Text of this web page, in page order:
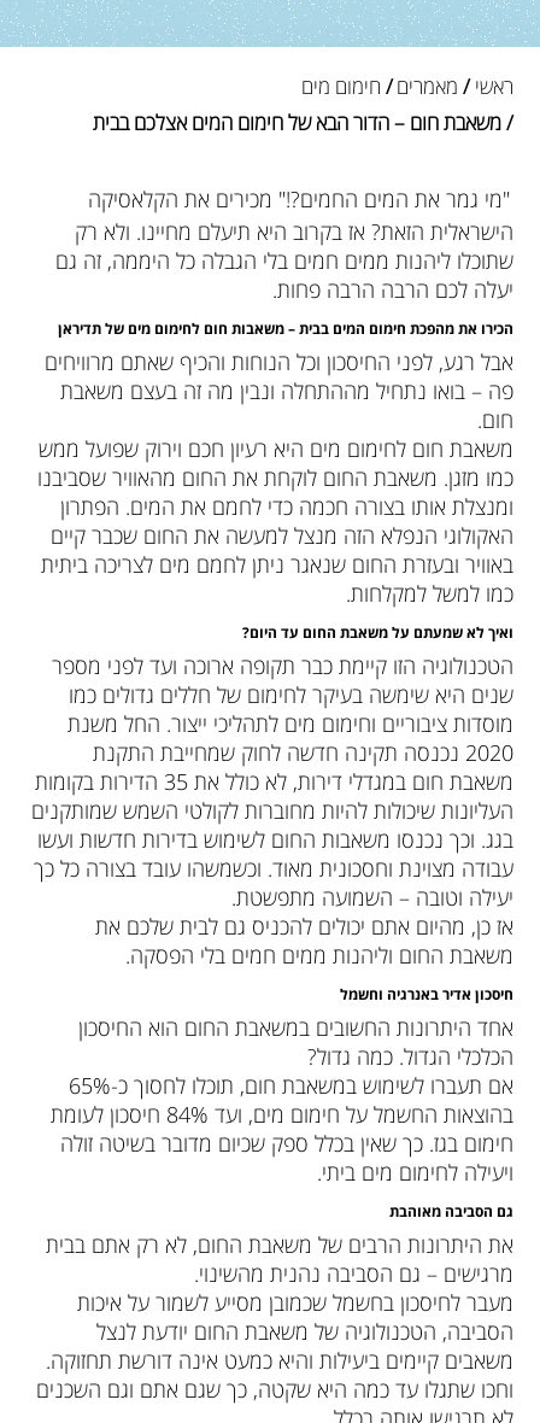
ראשי / מאמרים/ חימום מים
/ משאבת חום – הדור הבא של חימום המים אצלכם בבית
"מי גמר את המים החמים?!" מכירים את הקלאסיקה
הישראלית הזאת? אז בקרוב היא תיעלם מחיינו. ולא רק
שתוכלו ליהנות ממים חמים בלי הגבלה כל היממה, זה גם
יעלה לכם הרבה הרבה פחות.
הכירו את מהפכת חימום המים בבית – משאבות חום לחימום מים של תדיראן
אבל רגע, לפני החיסכון וכל הנוחות והכיף שאתם מרוויחים
פה – בואו נתחיל מההתחלה ונבין מה זה בעצם משאבת
חום.
משאבת חום לחימום מים היא רעיון חכם וירוק שפועל ממש
כמו מזגן. משאבת החום לוקחת את החום מהאוויר שסביבנו
ומנצלת אותו בצורה חכמה כדי לחמם את המים. הפתרון
האקולוגי הנפלא הזה מנצל למעשה את החום שכבר קיים
באוויר ובעזרת החום שנאגר ניתן לחמם מים לצריכה ביתית
כמו למשל למקלחות.
ואיך לא שמעתם על משאבת החום עד היום?
הטכנולוגיה הזו קיימת כבר תקופה ארוכה ועד לפני מספר
שנים היא שימשה בעיקר לחימום של חללים גדולים כמו
מוסדות ציבוריים וחימום מים לתהליכי ייצור. החל משנת
2020 נכנסה תקינה חדשה לחוק שמחייבת התקנת
משאבת חום במגדלי דירות, לא כולל את 35 הדירות בקומות
העליונות שיכולות להיות מחוברות לקולטי השמש שמותקנים
בגג. וכך נכנסו משאבות החום לשימוש בדירות חדשות ועשו
עבודה מצוינת וחסכונית מאוד. וכשמשהו עובד בצורה כל כך
יעילה וטובה – השמועה מתפשטת.
אז כן, מהיום אתם יכולים להכניס גם לבית שלכם את
משאבת החום וליהנות ממים חמים בלי הפסקה.
חיסכון אדיר באנרגיה וחשמל
אחד היתרונות החשובים במשאבת החום הוא החיסכון
הכלכלי הגדול. כמה גדול?
אם תעברו לשימוש במשאבת חום, תוכלו לחסוך כ-65%
בהוצאות החשמל על חימום מים, ועד 84% חיסכון לעומת
חימום בגז. כך שאין בכלל ספק שכיום מדובר בשיטה זולה
ויעילה לחימום מים ביתי.
גם הסביבה מאוהבת
את היתרונות הרבים של משאבת החום, לא רק אתם בבית
מרגישים – גם הסביבה נהנית מהשינוי.
מעבר לחיסכון בחשמל שכמובן מסייע לשמור על איכות
הסביבה, הטכנולוגיה של משאבת החום יודעת לנצל
משאבים קיימים ביעילות והיא כמעט אינה דורשת תחזוקה.
וחכו שתגלו עד כמה היא שקטה, כך שגם אתם וגם השכנים